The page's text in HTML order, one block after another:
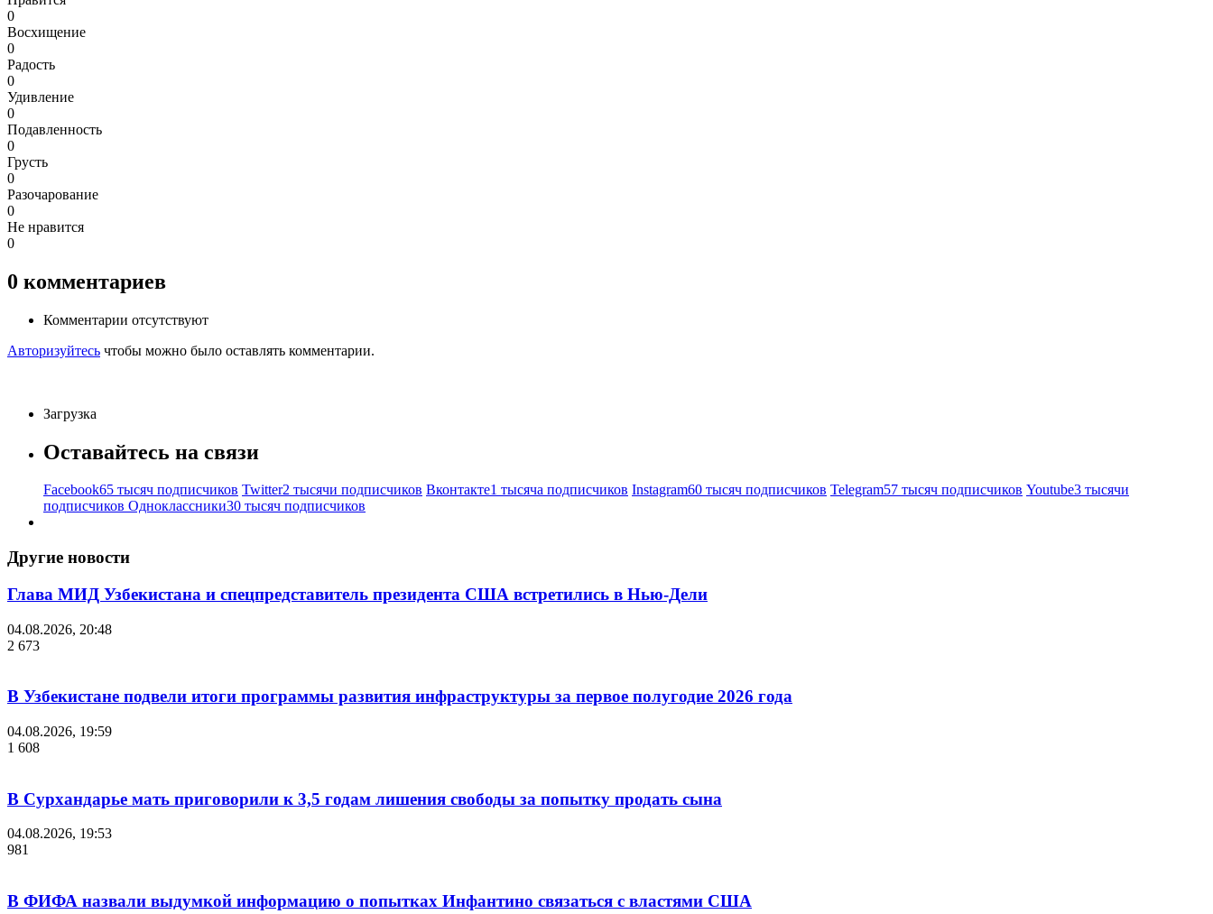
0
Восхищение
0
Радость
0
Удивление
0
Подавленность
0
Грусть
0
Разочарование
0
Не нравится
0
0 комментариев
Комментарии отсутствуют
Авторизуйтесь чтобы можно было оставлять комментарии.
Загрузка
Оставайтесь на связи
Facebook65 тысяч подписчиков Twitter2 тысячи подписчиков Вконтакте1 тысяча подписчиков Instagram60 тысяч подписчиков Telegram57 тысяч подписчиков Youtube3 тысячи
подписчиков Одноклассники30 тысяч подписчиков
Другие новости
Глава МИД Узбекистана и спецпредставитель президента США встретились в Нью-Дели
04.08.2026, 20:48
2 673
В Узбекистане подвели итоги программы развития инфраструктуры за первое полугодие 2026 года
04.08.2026, 19:59
1 608
В Сурхандарье мать приговорили к 3,5 годам лишения свободы за попытку продать сына
04.08.2026, 19:53
981
В ФИФА назвали выдумкой информацию о попытках Инфантино связаться с властями США